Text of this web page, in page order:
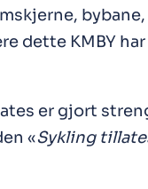
bybane,
dette KMBY
er gjort
«Sykling